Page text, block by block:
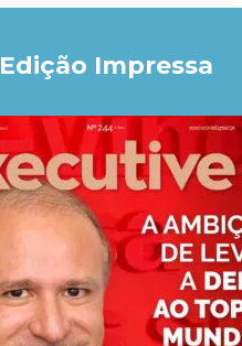
Edição Impressa